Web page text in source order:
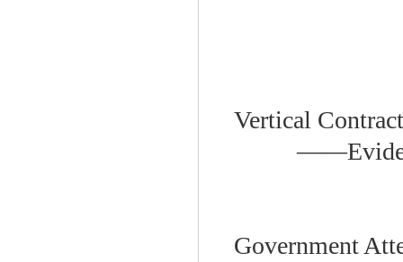
Vertical
Government